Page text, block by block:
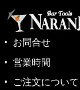
お問合せ
営業時間
ご注文について